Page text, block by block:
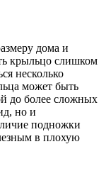
дома и
крыльцо слишком
несколько
может быть
до более сложных
но и
подножки
в плохую